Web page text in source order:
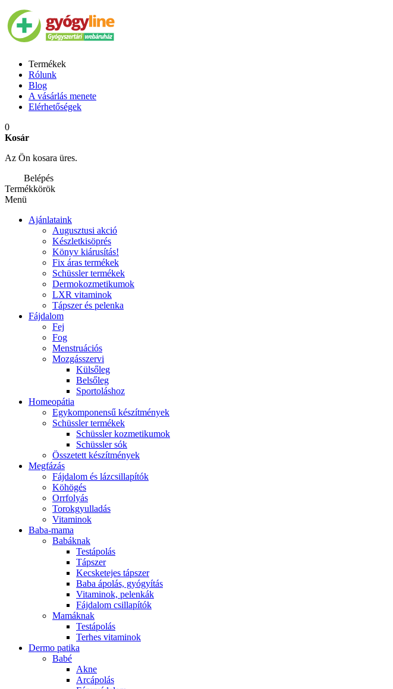
Termékek
Rólunk
Blog
A vásárlás menete
Elérhetőségek
0
Kosár
Az Ön kosara üres.
Belépés
Termékkörök
Menü
Ajánlataink
Augusztusi akció
Készletkisöprés
Könyv kiárusítás!
Fix áras termékek
Schüssler termékek
Dermokozmetikumok
LXR vitaminok
Tápszer és pelenka
Fájdalom
Fej
Fog
Menstruációs
Mozgásszervi
Külsőleg
Belsőleg
Sportoláshoz
Homeopátia
Egykomponensű készítmények
Schüssler termékek
Schüssler kozmetikumok
Schüssler sók
Összetett készítmények
Megfázás
Fájdalom és lázcsillapítók
Köhögés
Orrfolyás
Torokgyulladás
Vitaminok
Baba-mama
Babáknak
Testápolás
Tápszer
Kecsketejes tápszer
Baba ápolás, gyógyítás
Vitaminok, pelenkák
Fájdalom csillapítók
Mamáknak
Testápolás
Terhes vitaminok
Dermo patika
Babé
Akne
Arcápolás